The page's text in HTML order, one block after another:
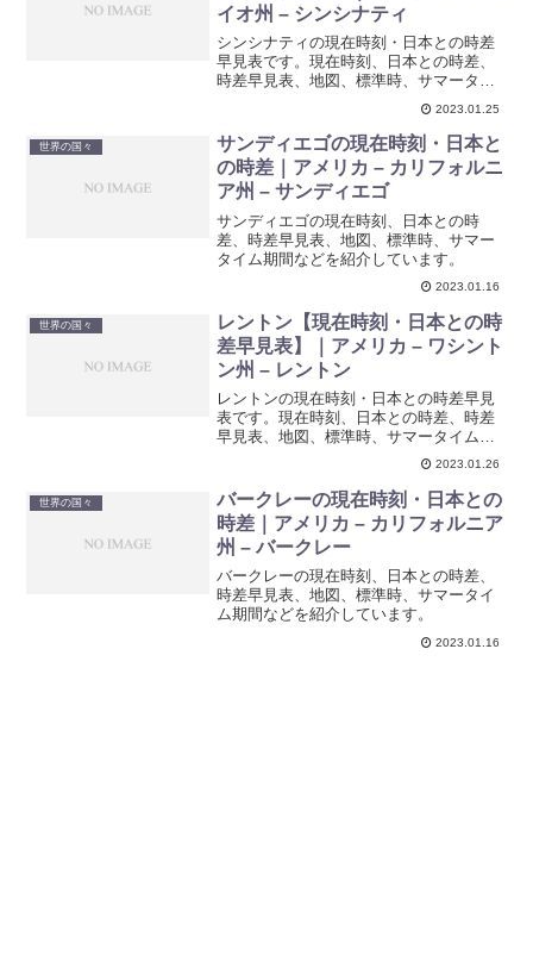
イオ州 – シンシナティ
シンシナティの現在時刻・日本との時差
早見表です。現在時刻、日本との時差、
時差早見表、地図、標準時、サマータイ
ム期間などを紹介しています。 2023.01.25
世界の国々
サンディエゴの現在時刻・日本と
の時差｜アメリカ – カリフォルニ
ア州 – サンディエゴ
サンディエゴの現在時刻、日本との時
差、時差早見表、地図、標準時、サマー
タイム期間などを紹介しています。
2023.01.16
世界の国々
レントン【現在時刻・日本との時
差早見表】｜アメリカ – ワシント
ン州 – レントン
レントンの現在時刻・日本との時差早見
表です。現在時刻、日本との時差、時差
早見表、地図、標準時、サマータイム期
2023.01.26
世界の国々
バークレーの現在時刻・日本との
時差｜アメリカ – カリフォルニア
州 – バークレー
バークレーの現在時刻、日本との時差、
時差早見表、地図、標準時、サマータイ
ム期間などを紹介しています。
2023.01.16